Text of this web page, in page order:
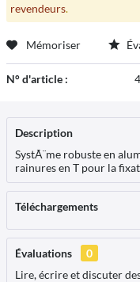
revendeurs.
Mémoriser
N° d'article :
Description
SystÃ¨me robuste en
rainures en T pour la
Téléchargements
Évaluations
0
Lire, écrire et discuter